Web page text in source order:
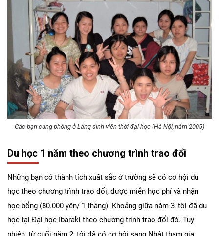
Các bạn cùng phòng ở Làng sinh viên thời đại học (Hà Nội, năm 2005)
Du học 1 năm theo chương trình trao đổi
Những bạn có thành tích xuất sắc ở trường sẽ có cơ hội du
học theo chương trình trao đổi, được miễn học phí và nhận
học bổng (80.000 yên/ 1 tháng). Khoảng giữa năm 3, tôi đã du
học tại Đại học Ibaraki theo chương trình trao đổi đó. Tuy
nhiên, từ cuối năm 2, tôi đã có cơ hội sang Nhật tham gia